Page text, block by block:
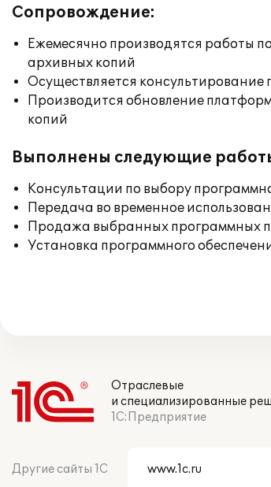
Сопровождение:
Ежемесячно производятся работы
архивных копий
Осуществляется
Производится обновление
копий
Выполнены следующие
Консультации по выбору
Передача во временное
Продажа выбранных программных
Установка программного
Отраслевые
и специализированные
1С:Предприятие
Другие сайты 1С